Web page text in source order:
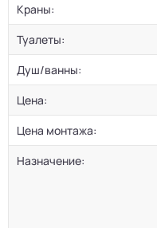
Краны:
Туалеты:
Душ/ванны:
Цена:
Цена монтажа:
Назначение: